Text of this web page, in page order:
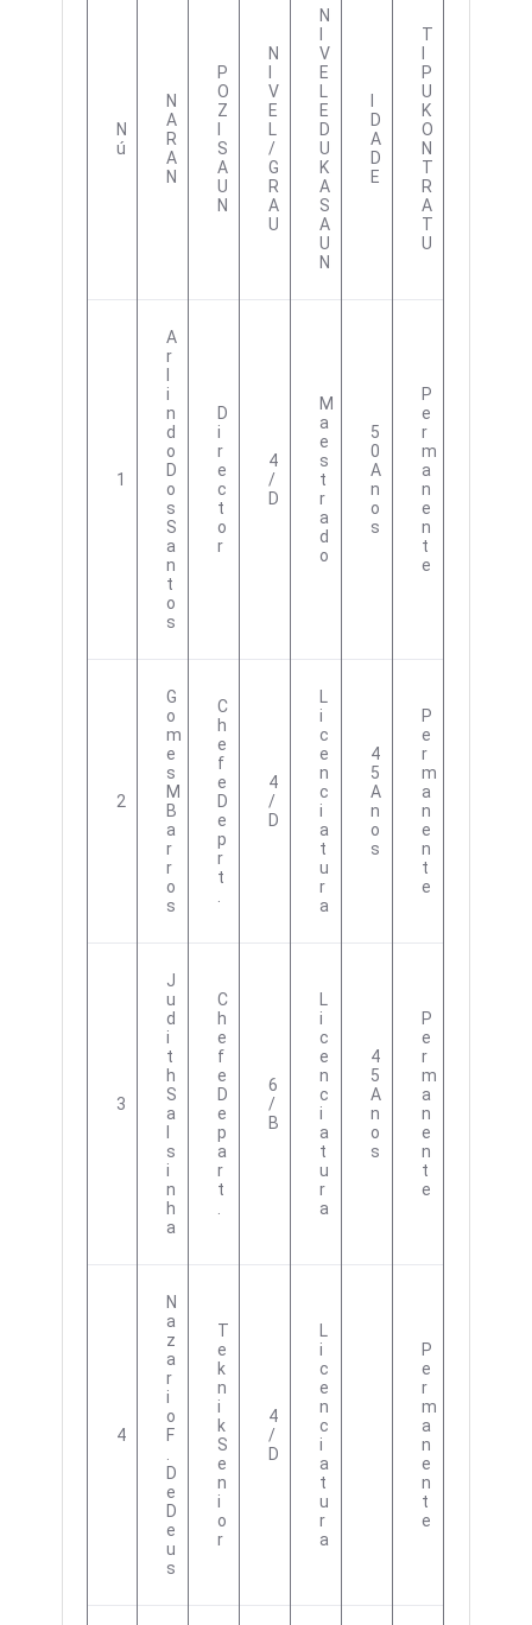
N
Ú
N
A
R
A
N
P
O
Z
S
A
U
N
N
V
E
/
G
R
A
U
N
V
E
E
D
U
K
A
S
A
U
N
D
A
D
E
T
P
U
K
O
N
T
R
A
T
U
1
A
R
I
N
D
O
D
O
S
S
A
N
T
O
S
D
I
R
E
C
T
O
R
4
/
D
M
A
E
S
T
R
A
D
O
5
0
A
N
O
S
P
E
R
M
A
N
E
N
T
E
2
G
O
M
E
S
M
B
A
R
R
O
S
C
H
E
F
E
D
E
P
R
T
4
/
D
I
C
E
N
C
I
A
T
U
R
A
4
5
A
N
O
S
P
E
R
M
A
N
E
N
T
E
3
J
U
D
I
T
H
S
A
S
I
N
H
A
C
H
E
F
E
D
E
P
A
R
T
6
/
B
I
C
E
N
C
I
A
T
U
R
A
4
5
A
N
O
S
P
E
R
M
A
N
E
N
T
E
4
N
A
Z
A
R
I
O
F
D
E
D
E
U
S
T
E
K
N
I
K
S
E
N
I
O
R
4
/
D
I
C
E
N
C
I
A
T
U
R
A
P
E
R
M
A
N
E
N
T
E